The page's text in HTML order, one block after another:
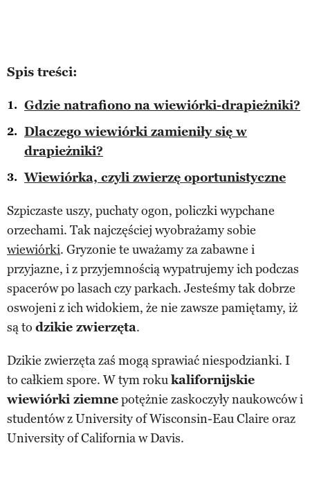
Spis treści:
Gdzie natrafiono na wiewiórki-drapieżniki?
Dlaczego wiewiórki zamieniły się w
drapieżniki?
Wiewiórka, czyli zwierzę oportunistyczne
Szpiczaste uszy, puchaty ogon, policzki wypchane
orzechami. Tak najczęściej wyobrażamy sobie
wiewiórki. Gryzonie te uważamy za zabawne i
przyjazne, i z przyjemnością wypatrujemy ich podczas
spacerów po lasach czy parkach. Jesteśmy tak dobrze
oswojeni z ich widokiem, że nie zawsze pamiętamy, iż
są to dzikie zwierzęta.
Dzikie zwierzęta zaś mogą sprawiać niespodzianki. I
to całkiem spore. W tym rokukalifornijskie
wiewiórki ziemnepotężnie zaskoczyły naukowców i
studentów z University of Wisconsin-Eau Claire oraz
University of California w Davis.